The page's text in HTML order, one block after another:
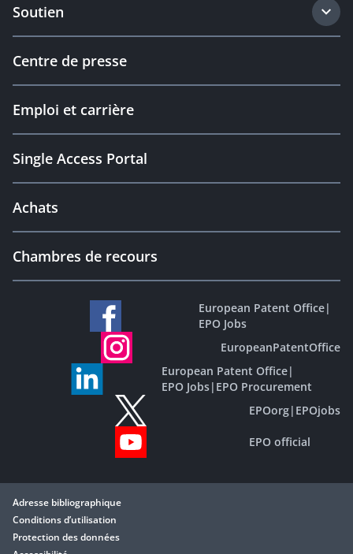
Soutien
Centre de presse
Emploi et carrière
Single Access Portal
Achats
Chambres de recours
European Patent Office|
EPO Jobs
EuropeanPatentOffice
European Patent Office|
EPO Jobs| EPO Procurement
EPOorg| EPOjobs
EPO official
Adresse bibliographique
Conditions d’utilisation
Protection des données